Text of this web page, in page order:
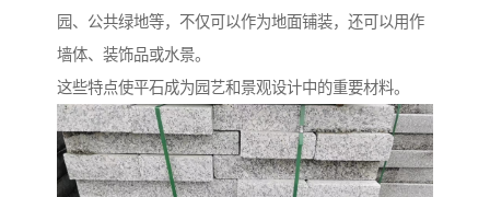
园、公共绿地等，不仅可以作为地面铺装，还可以用作
墙体、装饰品或水景。
这些特点使平石成为园艺和景观设计中的重要材料。